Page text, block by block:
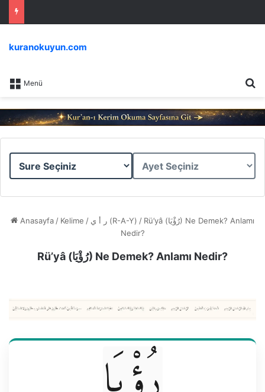
Menü
kuranokuyun.com
Sure
Ayet
Anasayfa / Kelime / ر أ ي (R-A-Y) / Rü’yâ (رُؤْيَا) Ne Demek? Anlamı
Nedir?
Rü’yâ (رُؤْيَا) Ne Demek? Anlamı Nedir?